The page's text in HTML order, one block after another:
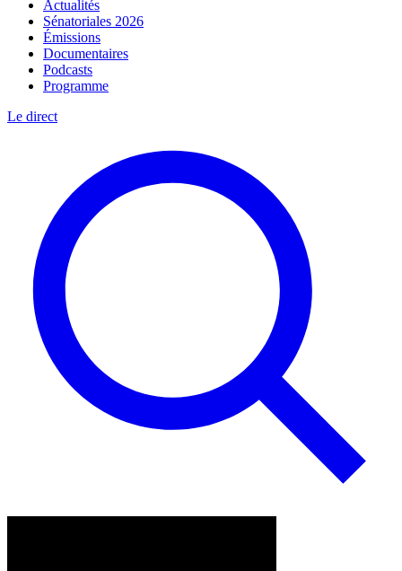
Actualités
Sénatoriales 2026
Émissions
Documentaires
Podcasts
Programme
Le direct